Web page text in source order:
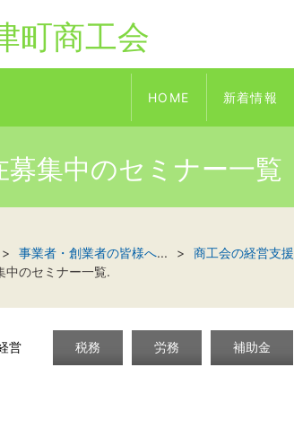
町商工会
HOME 新着情報
募集中のセミナー一覧
事業者・創業者の皆様へ... 商工会の経営支援
中のセミナー一覧.
営 税務 労務 補助金